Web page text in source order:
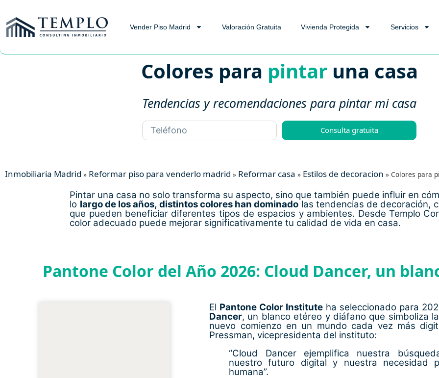
Vender Piso Madrid Valoración Gratuita Vivienda Protegida Servicios
Colores para pintar una casa
Tendencias y recomendaciones para pintar mi casa
Consulta gratuita
Inmobiliaria Madrid » Reformar piso para venderlo madrid » Reformar casa » Estilos de decoracion » Colores para
Pintar una casa no solo transforma su aspecto, sino que también puede influir en
lo largo de los años, distintos colores han dominado las tendencias de decoración,
que pueden beneficiar diferentes tipos de espacios y ambientes. Desde Templo
color adecuado puede mejorar significativamente tu calidad de vida en casa.
Pantone Color del Año 2026: Cloud Dancer, un
El Pantone Color Institute ha seleccionado para
Dancer, un blanco etéreo y diáfano que simboliza
nuevo comienzo en un mundo cada vez más
Pressman, vicepresidenta del instituto:
“Cloud Dancer ejemplifica nuestra
nuestro futuro digital y nuestra necesidad
humana”.